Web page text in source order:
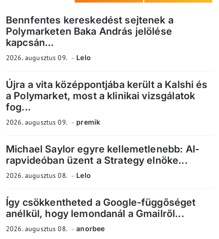
Bennfentes kereskedést sejtenek a
Polymarketen Baka András jelölése
kapcsán...
2026. augusztus 09. Lelo
Újra a vita középpontjába került a Kalshi és
a Polymarket, most a klinikai vizsgálatok
fog...
2026. augusztus 09. premik
Michael Saylor egyre kellemetlenebb: AI-
rapvideóban üzent a Strategy elnöke...
2026. augusztus 08. Lelo
Így csökkentheted a Google-függőséget
anélkül, hogy lemondanál a Gmailről...
2026. augusztus 08. anorbee